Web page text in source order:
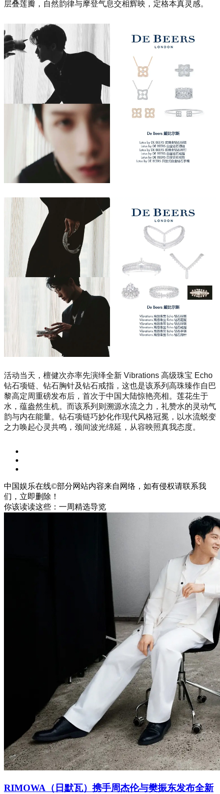
层叠莲瓣，自然韵律与摩登气息交相辉映，定格本真灵感。
活动当天，檀健次亦率先演绎全新 Vibrations 高级珠宝 Echo
钻石项链、钻石胸针及钻石戒指，这也是该系列高珠臻作自巴
黎高定周重磅发布后，首次于中国大陆惊艳亮相。莲花生于
水，蕴盎然生机。而该系列则溯源水流之力，礼赞水的灵动气
韵与内在能量。钻石项链巧妙化作现代风格冠冕，以水流蜕变
之力唤起心灵共鸣，颈间波光绵延，从容映照真我态度。
中国娱乐在线©部分网站内容来自网络，如有侵权请联系我
们，立即删除！
你该读读这些：一周精选导览
RIMOWA（日默瓦）携手周杰伦与樊振东发布全新